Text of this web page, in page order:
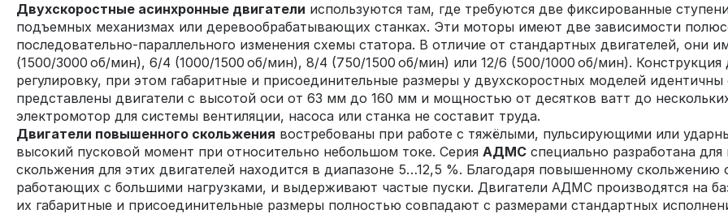
Двухскоростные асинхронные двигатели используются там, где требуются две фиксированные
подъемных механизмах или деревообрабатывающих станках. Эти моторы имеют две зависимости
последовательно‑параллельного изменения схемы статора. В отличие от стандартных двигателей, они
(1500/3000 об/мин), 6/4 (1000/1500 об/мин), 8/4 (750/1500 об/мин) или 12/6 (500/1000 об/мин).
регулировку, при этом габаритные и присоединительные размеры у двухскоростных моделей
представлены двигатели с высотой оси от 63 мм до 160 мм и мощностью от десятков ватт до
электромотор для системы вентиляции, насоса или станка не составит труда.
Двигатели повышенного скольжения востребованы при работе с тяжёлыми, пульсирующими или
высокий пусковой момент при относительно небольшом токе. Серия АДМС специально разработана
скольжения для этих двигателей находится в диапазоне 5…12,5 %. Благодаря повышенному
работающих с большими нагрузками, и выдерживают частые пуски. Двигатели АДМС производятся на
их габаритные и присоединительные размеры полностью совпадают с размерами стандартных